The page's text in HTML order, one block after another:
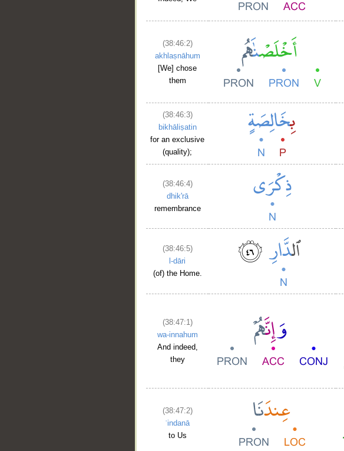
(38:46:2)
akhlaṣnāhum
[We] chose
them
(38:46:3)
bikhāliṣatin
for an exclusive
(quality);
(38:46:4)
dhik'rā
remembrance
(38:46:5)
l-dāri
(of) the Home.
(38:47:1)
wa-innahum
And indeed,
they
(38:47:2)
ʿindanā
to Us